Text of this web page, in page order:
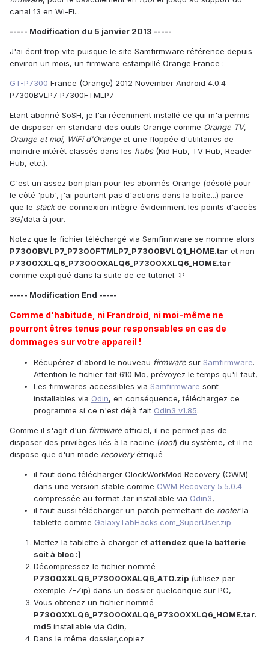
canal 13 en Wi-Fi...
----- Modification du 5 janvier 2013 -----
J'ai écrit trop vite puisque le site Samfirmware référence depuis
environ un mois, un firmware estampillé Orange France :
GT-P7300 France (Orange) 2012 November Android 4.0.4
P7300BVLP7 P7300FTMLP7
Etant abonné SoSH, je l'ai récemment installé ce qui m'a permis
de disposer en standard des outils Orange comme Orange TV,
Orange et moi, WiFi d'Orange et une floppée d'utilitaires de
moindre intérêt classés dans les hubs(Kid Hub, TV Hub, Reader
Hub, etc.).
C'est un assez bon plan pour les abonnés Orange (désolé pour
le côté 'pub', j'ai pourtant pas d'actions dans la boîte...) parce
que le stackde connexion intègre évidemment les points d'accès
3G/data à jour.
Notez que le fichier téléchargé via Samfirmware se nomme alors
P7300BVLP7_P7300FTMLP7_P7300BVLQ1_HOME.tar et non
P7300XXLQ6_P7300OXALQ6_P7300XXLQ6_HOME.tar
comme expliqué dans la suite de ce tutoriel. :P
----- Modification End -----
Comme d'habitude, ni Frandroid, ni moi-même ne
pourront êtres tenus pour responsables en cas de
dommages sur votre appareil !
Récupérez d'abord le nouveau firmware sur Samfirmware.
Attention le fichier fait 610 Mo, prévoyez le temps qu'il faut,
Les firmwares accessibles via Samfirmware sont
installables via Odin, en conséquence, téléchargez ce
programme si ce n'est déjà fait Odin3 v1.85.
Comme il s'agit d'un firmware officiel, il ne permet pas de
disposer des privilèges liés à la racine (root) du système, et il ne
dispose que d'un mode recoveryétriqué
il faut donc télécharger ClockWorkMod Recovery (CWM)
dans une version stable comme CWM Recovery 5.5.0.4
compressée au format .tar installable via Odin3,
il faut aussi télécharger un patch permettant de rooterla
tablette comme GalaxyTabHacks.com_SuperUser.zip
Mettez la tablette à charger et attendez que la batterie
soit à bloc :)
Décompressez le fichier nommé
P7300XXLQ6_P7300OXALQ6_ATO.zip (utilisez par
exemple 7-Zip) dans un dossier quelconque sur PC,
Vous obtenez un fichier nommé
P7300XXLQ6_P7300OXALQ6_P7300XXLQ6_HOME.tar.
md5 installable via Odin,
Dans le même dossier,copiez